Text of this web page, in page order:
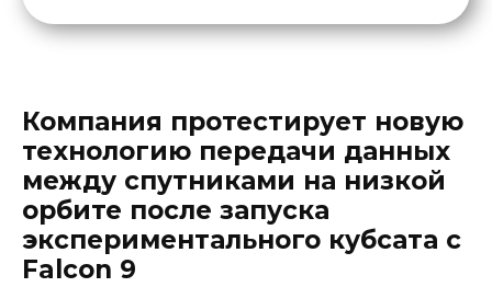
Компания протестирует новую
технологию передачи данных
между спутниками на низкой
орбите после запуска
экспериментального кубсата с
Falcon 9